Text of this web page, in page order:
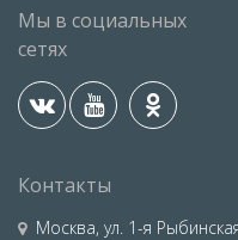
Мы в социальных
сетях
Контакты
Москва, ул. 1-я